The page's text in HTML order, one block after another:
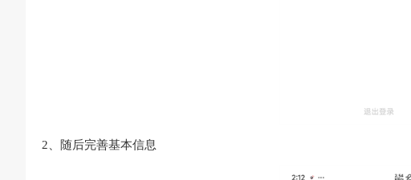
2、随后完善基本信息